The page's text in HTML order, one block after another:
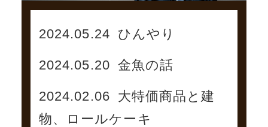
2024.05.24 ひんやり
2024.05.20 金魚の話
2024.02.06 大特価商品と建
物、ロールケーキ